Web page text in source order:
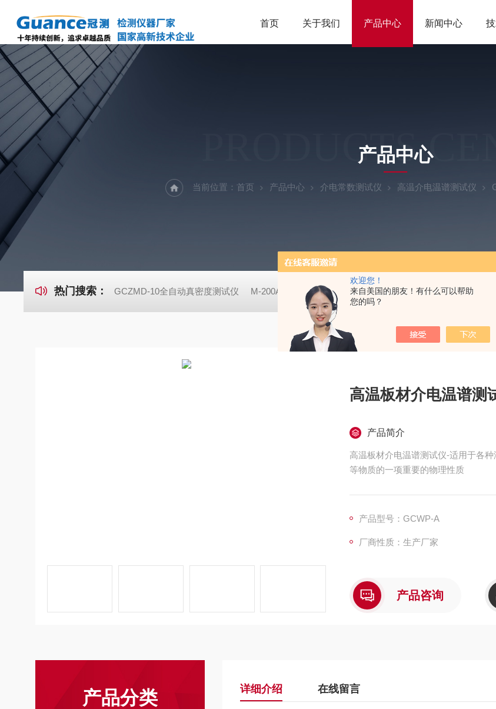
欢迎您！
来自美国的朋友！有什么可以帮助
您的吗？
首页 关于我们 产品中心 新闻中心
PRODUCTS
产品中心
当前位置： 首页 产品中心 介电常数测试仪 高温介电温谱测试仪
热门搜索： GCZMD-10全自动真密度测试仪 M-200A微动摩擦磨损实验机 GCDDJ-50Kv电压击穿试验仪-
高温板材介电温谱测
产品简介
高温板材介电温谱测试仪-适用于各
等物质的一项重要的物理性质
产品型号：GCWP-A
厂商性质：生产厂家
产品咨询
产品分类 详细介绍 在线留言